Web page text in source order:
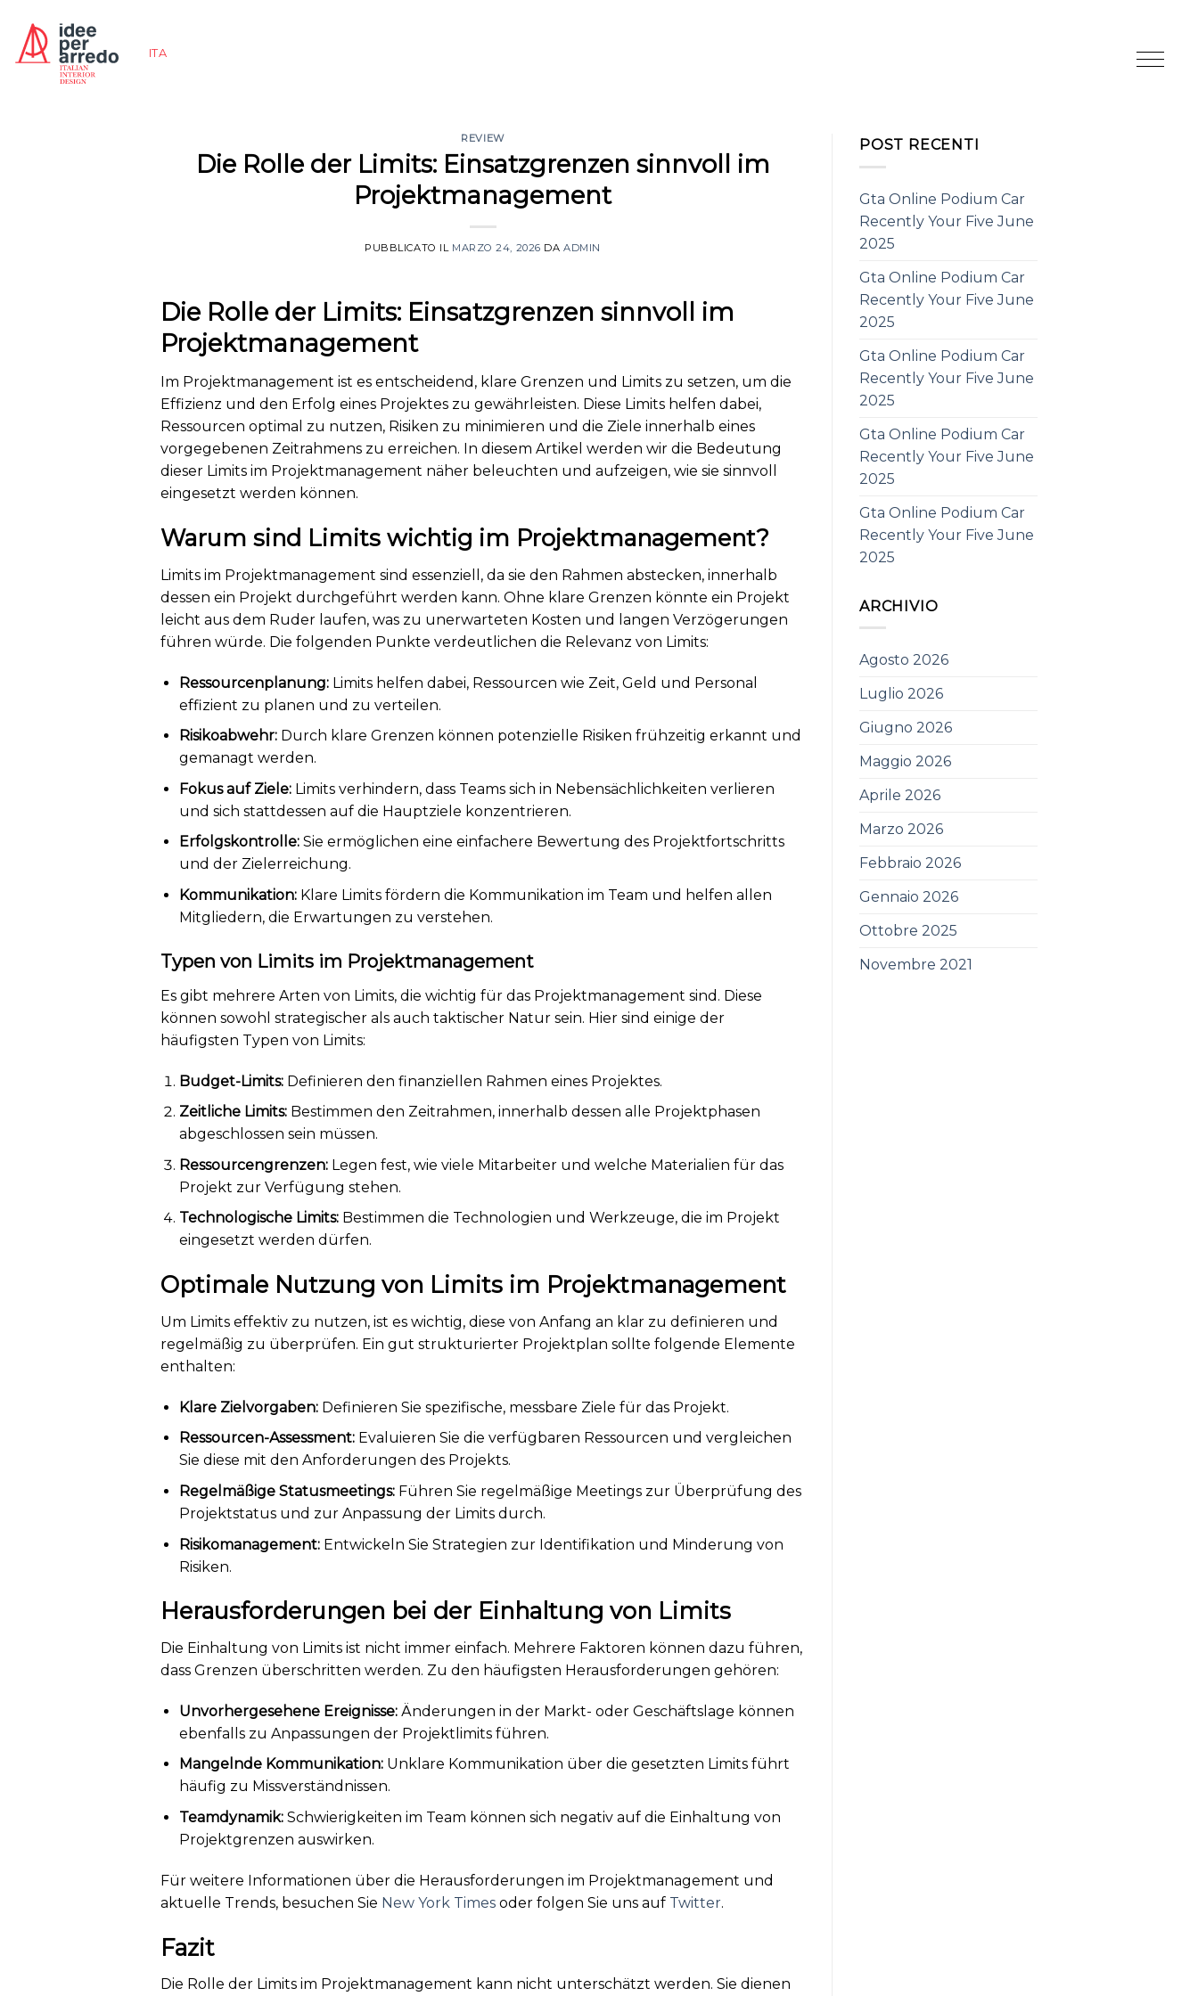
contenuti
ITA
REVIEW
Die Rolle der Limits: Einsatzgrenzen sinnvoll im
Projektmanagement
PUBBLICATO IL MARZO 24, 2026 DAADMIN
Die Rolle der Limits: Einsatzgrenzen sinnvoll im
Projektmanagement
Im Projektmanagement ist es entscheidend, klare Grenzen und Limits zu setzen, um die
Effizienz und den Erfolg eines Projektes zu gewährleisten. Diese Limits helfen dabei,
Ressourcen optimal zu nutzen, Risiken zu minimieren und die Ziele innerhalb eines
vorgegebenen Zeitrahmens zu erreichen. In diesem Artikel werden wir die Bedeutung
dieser Limits im Projektmanagement näher beleuchten und aufzeigen, wie sie sinnvoll
eingesetzt werden können.
Warum sind Limits wichtig im Projektmanagement?
Limits im Projektmanagement sind essenziell, da sie den Rahmen abstecken, innerhalb
dessen ein Projekt durchgeführt werden kann. Ohne klare Grenzen könnte ein Projekt
leicht aus dem Ruder laufen, was zu unerwarteten Kosten und langen Verzögerungen
führen würde. Die folgenden Punkte verdeutlichen die Relevanz von Limits:
Ressourcenplanung:Limits helfen dabei, Ressourcen wie Zeit, Geld und Personal
effizient zu planen und zu verteilen.
Risikoabwehr:Durch klare Grenzen können potenzielle Risiken frühzeitig erkannt und
gemanagt werden.
Fokus auf Ziele:Limits verhindern, dass Teams sich in Nebensächlichkeiten verlieren
und sich stattdessen auf die Hauptziele konzentrieren.
Erfolgskontrolle:Sie ermöglichen eine einfachere Bewertung des Projektfortschritts
und der Zielerreichung.
Kommunikation:Klare Limits fördern die Kommunikation im Team und helfen allen
Mitgliedern, die Erwartungen zu verstehen.
Typen von Limits im Projektmanagement
Es gibt mehrere Arten von Limits, die wichtig für das Projektmanagement sind. Diese
können sowohl strategischer als auch taktischer Natur sein. Hier sind einige der
häufigsten Typen von Limits:
Budget-Limits:Definieren den finanziellen Rahmen eines Projektes.
Zeitliche Limits:Bestimmen den Zeitrahmen, innerhalb dessen alle Projektphasen
abgeschlossen sein müssen.
Ressourcengrenzen:Legen fest, wie viele Mitarbeiter und welche Materialien für das
Projekt zur Verfügung stehen.
Technologische Limits:Bestimmen die Technologien und Werkzeuge, die im Projekt
eingesetzt werden dürfen.
Optimale Nutzung von Limits im Projektmanagement
Um Limits effektiv zu nutzen, ist es wichtig, diese von Anfang an klar zu definieren und
regelmäßig zu überprüfen. Ein gut strukturierter Projektplan sollte folgende Elemente
enthalten:
Klare Zielvorgaben:Definieren Sie spezifische, messbare Ziele für das Projekt.
Ressourcen-Assessment:Evaluieren Sie die verfügbaren Ressourcen und vergleichen
Sie diese mit den Anforderungen des Projekts.
Regelmäßige Statusmeetings:Führen Sie regelmäßige Meetings zur Überprüfung des
Projektstatus und zur Anpassung der Limits durch.
Risikomanagement:Entwickeln Sie Strategien zur Identifikation und Minderung von
Risiken.
Herausforderungen bei der Einhaltung von Limits
Die Einhaltung von Limits ist nicht immer einfach. Mehrere Faktoren können dazu führen,
dass Grenzen überschritten werden. Zu den häufigsten Herausforderungen gehören:
Unvorhergesehene Ereignisse:Änderungen in der Markt- oder Geschäftslage können
ebenfalls zu Anpassungen der Projektlimits führen.
Mangelnde Kommunikation:Unklare Kommunikation über die gesetzten Limits führt
häufig zu Missverständnissen.
Teamdynamik:Schwierigkeiten im Team können sich negativ auf die Einhaltung von
Projektgrenzen auswirken.
Für weitere Informationen über die Herausforderungen im Projektmanagement und
aktuelle Trends, besuchen Sie New York Times oder folgen Sie uns auf Twitter.
Fazit
Die Rolle der Limits im Projektmanagement kann nicht unterschätzt werden. Sie dienen
POST RECENTI
Gta Online Podium Car
Recently Your Five June
2025
Gta Online Podium Car
Recently Your Five June
2025
Gta Online Podium Car
Recently Your Five June
2025
Gta Online Podium Car
Recently Your Five June
2025
Gta Online Podium Car
Recently Your Five June
2025
ARCHIVIO
Agosto 2026
Luglio 2026
Giugno 2026
Maggio 2026
Aprile 2026
Marzo 2026
Febbraio 2026
Gennaio 2026
Ottobre 2025
Novembre 2021